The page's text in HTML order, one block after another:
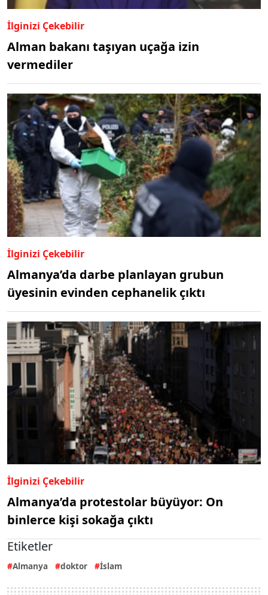
İlginizi Çekebilir
Alman bakanı taşıyan uçağa izin
vermediler
İlginizi Çekebilir
Almanya’da darbe planlayan grubun
üyesinin evinden cephanelik çıktı
İlginizi Çekebilir
Almanya’da protestolar büyüyor: On
binlerce kişi sokağa çıktı
Etiketler
Almanya doktor İslam